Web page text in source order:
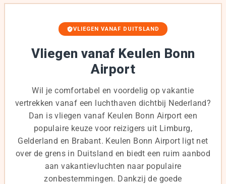
VLIEGEN VANAF DUITSLAND
Vliegen vanaf Keulen Bonn
Airport
Wil je comfortabel en voordelig op vakantie
vertrekken vanaf een luchthaven dichtbij Nederland?
Dan is vliegen vanaf Keulen Bonn Airport een
populaire keuze voor reizigers uit Limburg,
Gelderland en Brabant. Keulen Bonn Airport ligt net
over de grens in Duitsland en biedt een ruim aanbod
aan vakantievluchten naar populaire
zonbestemmingen. Dankzij de goede